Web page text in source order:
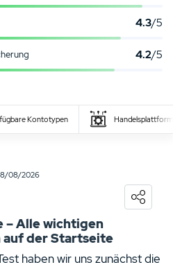
4.3/5
4.2/5
sehr hoch
hoch
Kontotypen
08/2026
– Alle wichtigen
der Startseite
haben wir uns zunächst die